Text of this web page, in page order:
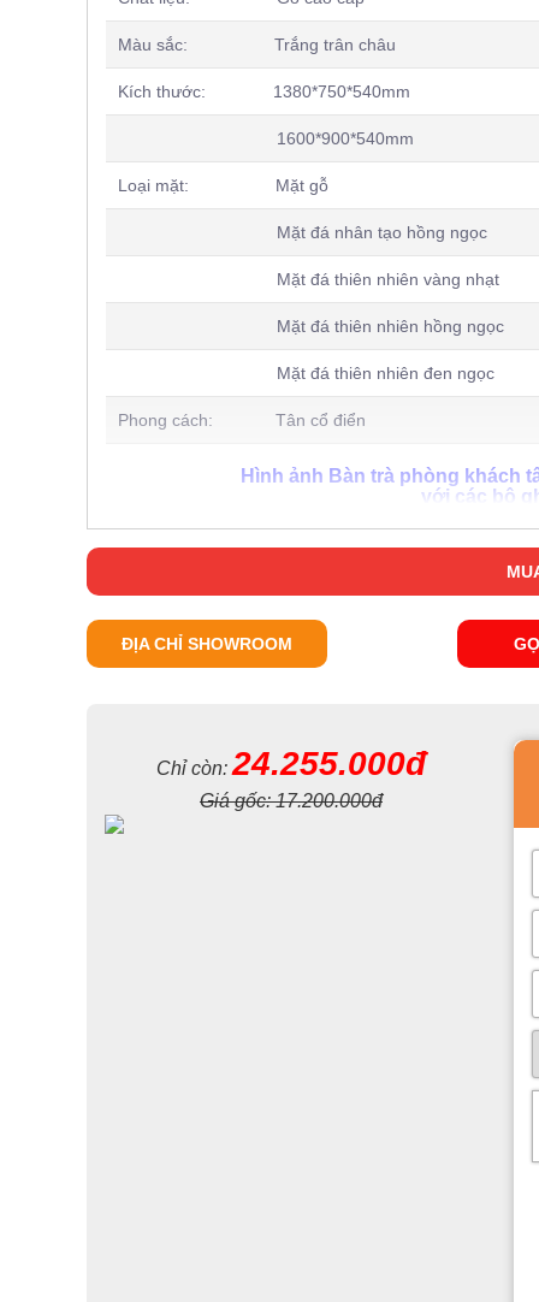
Màu sắc: Trắng trân châu
Kích thước: 1380*750*540mm
1600*900*540mm
Loại mặt: Mặt gỗ
Mặt đá nhân tạo hồng ngọc
Mặt đá thiên nhiên vàng nhạt
Mặt đá thiên nhiên hồng ngọc
Mặt đá thiên nhiên đen ngọc
Phong cách: Tân cổ điển
Hình ảnh Bàn trà phòng khách
với các bộ
Rất nhiều người trong chúng ta thường cho rằng mỗi
chính xác khi mà cùng một lúc sản phẩm của chúng tôi
+ Bàn trà phòng khách tân cổ điển cao cấp
mặt phong cách
+ Bàn trà phòng khách tân cổ điển cao cấp
ĐỊA CHỈ SHOWROOM
Chỉ còn:24.255.000đ
Giá gốc:17.200.000đ